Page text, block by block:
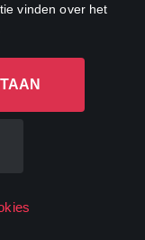
vinden over het